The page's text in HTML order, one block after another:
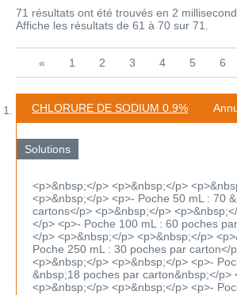
71 résultats ont été trouvés en 2
Affiche les résultats de 61 à 70 sur 71.
« 1 2 3 4 5 6
CHLORURE DE SODIUM 0.9%
Solutions
<p>&nbsp;</p> <p>&nbsp;</p>
<p>&nbsp;</p> <p>- Poche 50 mL : 70
cartons</p> <p>&nbsp;</p>
</p> <p>- Poche 100 mL : 60 poches
</p> <p>&nbsp;</p> <p>&nbsp;</p>
Poche 250 mL : 30 poches par carton</
<p>&nbsp;</p> <p>&nbsp;</p> <p>-
&nbsp;18 poches par carton&nbsp;</p>
<p>&nbsp;</p> <p>&nbsp;</p> <p>-